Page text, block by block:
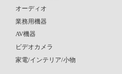
オーディオ
業務用機器
AV機器
ビデオカメラ
家電/インテリア/小物